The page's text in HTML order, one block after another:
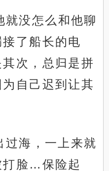
就没怎么和他聊
了船长的电
次，总归是拼
自己迟到让其
海，一上来就
打脸…保险起